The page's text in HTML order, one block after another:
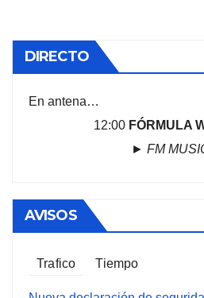
DIRECTO
En antena…
12:00 FÓRMULA
► FM
AVISOS
Trafico Tiempo